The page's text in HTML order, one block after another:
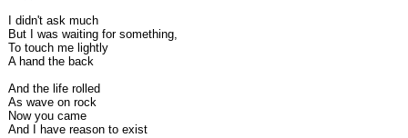
I didn't ask much
But I was waiting for something,
To touch me lightly
A hand the back
And the life rolled
As wave on rock
Now you came
And I have reason to exist